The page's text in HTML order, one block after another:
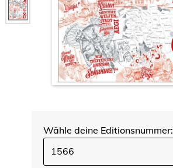
Wähle deine Editionsnummer:
1566